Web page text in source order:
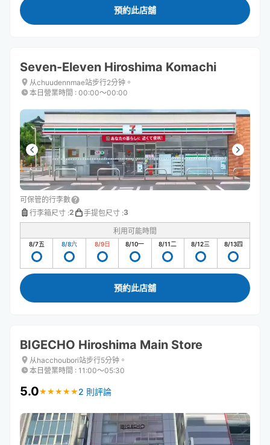
預約此店舖
Seven-Eleven Hiroshima Komachi
从chuudennmae站步行2分钟。
本日營業時間 : 00:00〜00:00
可保管的行李數
行李箱尺寸 :2 手提包尺寸 :3
利用可能時間
8/7五 8/8六 8/9日 8/10一 8/11二 8/12三 8/13四
預約此店舖
BIGECHO Hiroshima Main Store
从hacchoubori站步行5分钟。
本日營業時間 : 11:00〜05:30
5.0★ ★ ★ ★ ★
★ ★ ★ ★ ★ 2 則評論